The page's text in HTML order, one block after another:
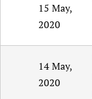
15 May,
2020
14 May,
2020